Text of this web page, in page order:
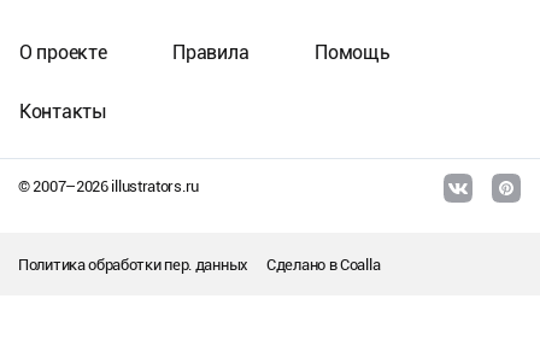
© 2007–2026illustrators.ru
О проекте Правила Помощь
Контакты
Политика обработки пер. данных Сделано вCoalla